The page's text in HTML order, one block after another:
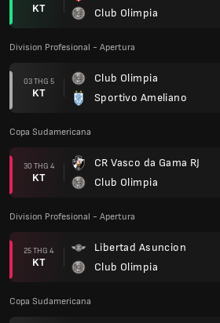
KT
Club Olimpia
Division Profesional - Apertura
03 THG 5
KT
Club Olimpia
Sportivo Ameliano
Copa Sudamericana
30 THG 4
KT
CR Vasco da Gama RJ
Club Olimpia
Division Profesional - Apertura
25 THG 4
KT
Libertad Asuncion
Club Olimpia
Copa Sudamericana